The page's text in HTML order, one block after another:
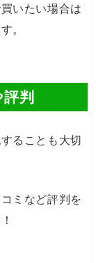
いたい場合は
。
判
ることも大切
ミなど評判を